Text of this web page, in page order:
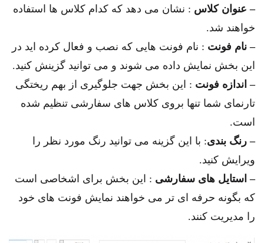
– عنوان کلاس : نشان می دهد که کدام کلاس ها استفاده
خواهند شد.
– نام فونت : نام فونت هایی که نصب و فعال کرده اید در
این بخش نمایش داده می شوند و می توانید گزینش کنید.
– اندازه فونت : این بخش جهت جلوگیری از بهم ریختگی
تارنمای شما تنها بروی کلاس های سفارشی تنظیم شده
است.
– رنگ بندی: با این گزینه می توانید رنگ مورد نظر را
ویرایش کنید.
– استایل های سفارشی : این بخش برای اشخاصی است
که بگونه حرفه ای تر می خواهند نمایش فونت های خود
را مدیریت کنند.